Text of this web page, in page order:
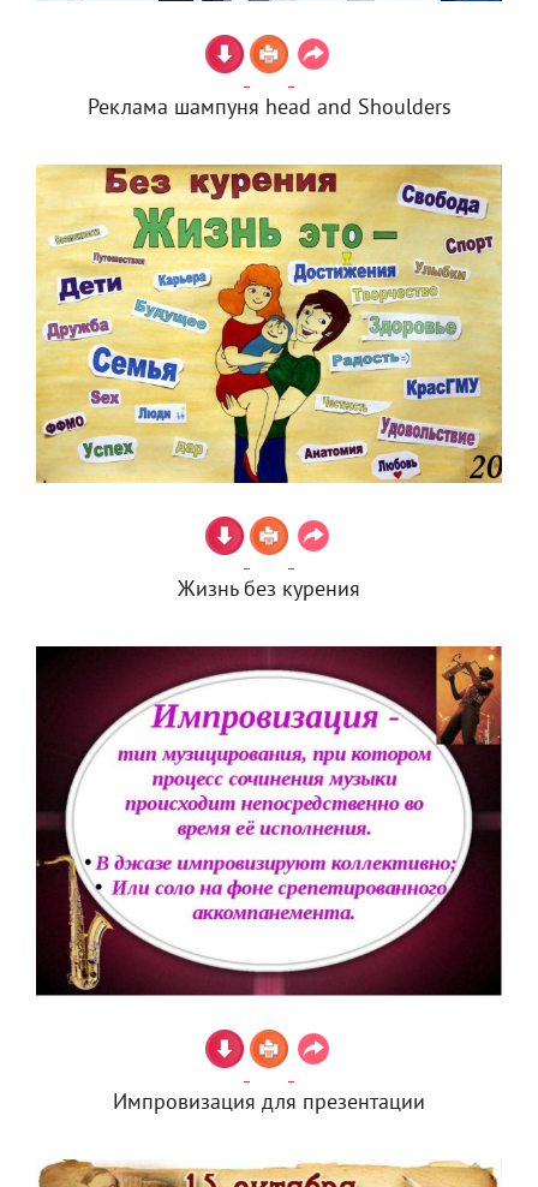
Реклама шампуня head and Shoulders
Жизнь без курения
Импровизация для презентации